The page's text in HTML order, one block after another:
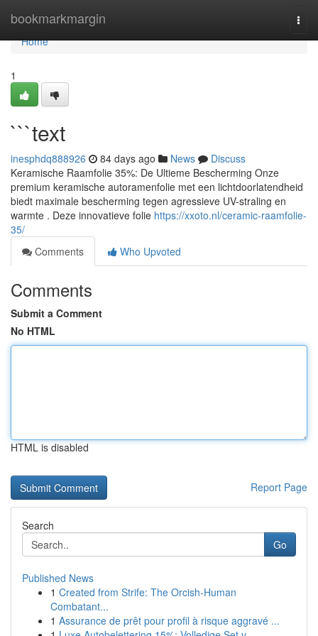
bookmarkmargin
Home
Home
1
```text
inesphdq888926 84 days ago News
Discuss
Keramische Raamfolie 35%: De Ultieme Bescherming Onze
premium keramische autoramenfolie met een lichtdoorlatendheid
biedt maximale bescherming tegen agressieve UV-straling en
warmte . Deze innovatieve folie https://xxoto.nl/ceramic-raamfolie-
35/
Comments
Who Upvoted
Comments
Submit a Comment
No HTML
HTML is disabled
Report Page
Search
Go
Published News
1 Created from Strife: The Orcish-Human
Combatant...
1 Assurance de prêt pour profil à risque aggravé ...